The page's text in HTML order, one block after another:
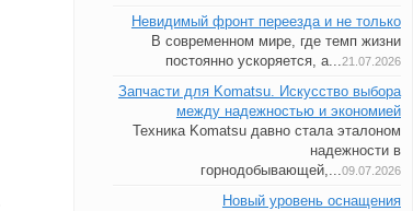
Невидимый фронт переезда и не только
В современном мире, где темп жизни
постоянно ускоряется, а...21.07.2026
Запчасти для Komatsu. Искусство выбора
между надежностью и экономией
Техника Komatsu давно стала эталоном
надежности в
горнодобывающей,...09.07.2026
Новый уровень оснащения